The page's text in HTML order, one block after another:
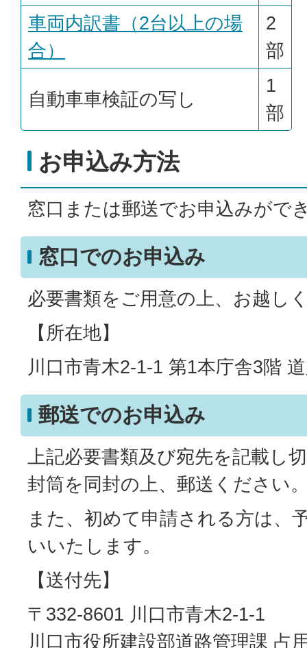
車両内訳書（2台以上の場
合）
2
部
自動車車検証の写し
1
部
お申込み方法
窓口または郵送でお申込みがで
窓口でのお申込み
必要書類をご用意の上、お越し
【所在地】
川口市青木2-1-1 第1本庁舎3階
郵送でのお申込み
上記必要書類及び宛先を記載し
封筒を同封の上、郵送ください
また、初めて申請される方は、
いいたします。
【送付先】
〒332-8601 川口市青木2-1-1
川口市役所建設部道路管理課 占